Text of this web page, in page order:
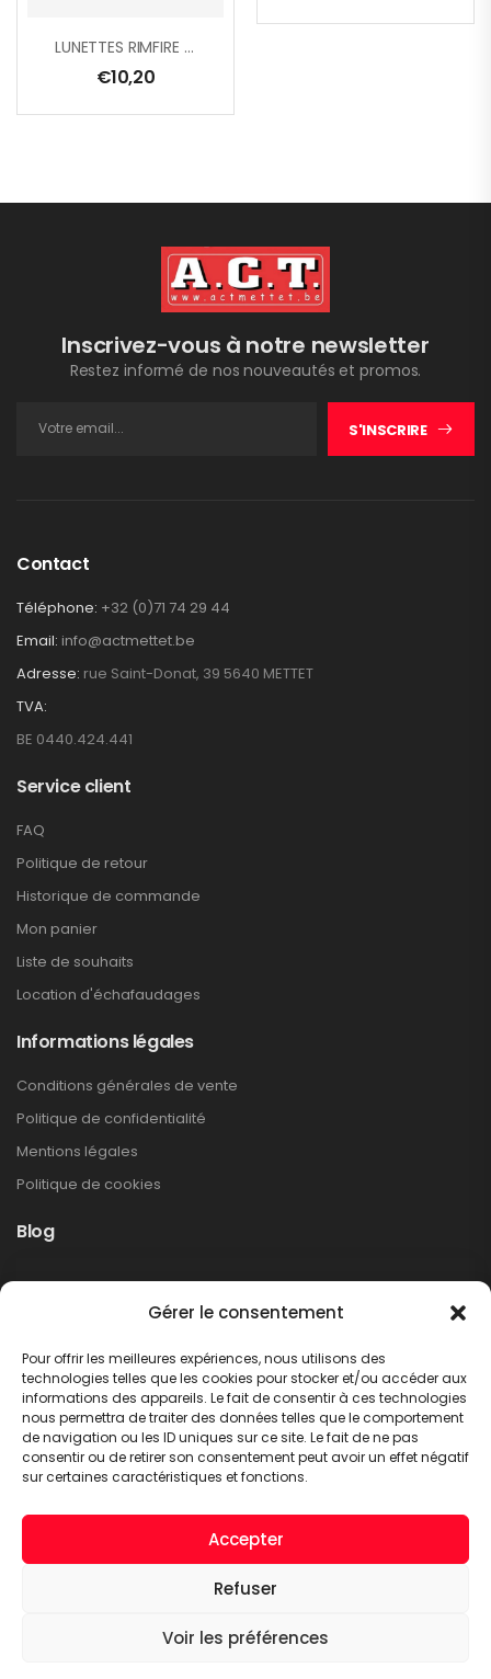
Gérer le consentement
Pour offrir les meilleures expériences, nous utilisons des
technologies telles que les cookies pour stocker et/ou accéder aux
informations des appareils. Le fait de consentir à ces technologies
nous permettra de traiter des données telles que le comportement
de navigation ou les ID uniques sur ce site. Le fait de ne pas
consentir ou de retirer son consentement peut avoir un effet négatif
sur certaines caractéristiques et fonctions.
Accepter
Refuser
Voir les préférences
LUNETTES RIMFIRE MIRROR
€10,20
Inscrivez-vous à notre newsletter
Restez informé de nos nouveautés et promos.
S'INSCRIRE
Contact
Téléphone: +32 (0)71 74 29 44
Email: info@actmettet.be
Adresse: rue Saint-Donat, 39 5640 METTET
TVA:
BE 0440.424.441
Service client
FAQ
Politique de retour
Historique de commande
Mon panier
Liste de souhaits
Location d'échafaudages
Informations légales
Conditions générales de vente
Politique de confidentialité
Mentions légales
Politique de cookies
Blog
Non classé
LIRE PLUS